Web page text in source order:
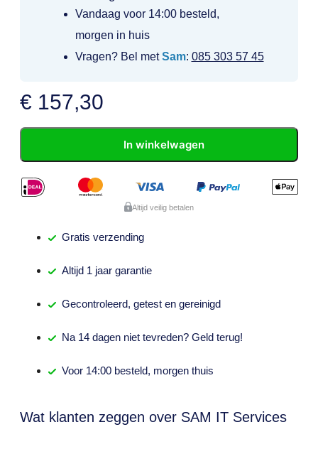
Vandaag voor 14:00 besteld,
morgen in huis
Vragen? Bel metSam: 085 303 57 45
€ 157,30
In winkelwagen
Altijd veilig betalen
Gratis verzending
Altijd 1 jaargarantie
Gecontroleerd, getesten gereinigd
Na 14 dagenniet tevreden? Geld terug!
Voor 14:00 besteld, morgen thuis
Wat klanten zeggen over SAM IT Services